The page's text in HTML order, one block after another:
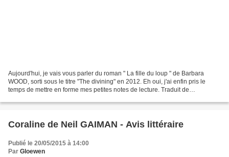
Aujourd'hui, je vais vous parler du roman " La fille du loup " de Barbara
WOOD, sorti sous le titre "The divining" en 2012. Eh oui, j'ai enfin pris le
temps de mettre en forme mes petites notes de lecture. Traduit de
Coraline de Neil GAIMAN - Avis littéraire
Publié le 20/05/2015 à 14:00
Par Gloewen